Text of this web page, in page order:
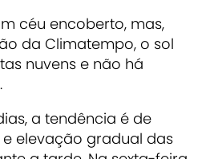
céu encoberto, mas,
da Climatempo, o sol
nuvens e não há
a tendência é de
elevação gradual das